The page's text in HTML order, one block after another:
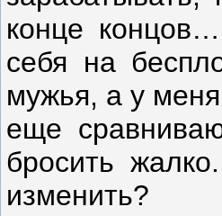
конце
себя на
мужья, а у
еще
бросить
изменить?